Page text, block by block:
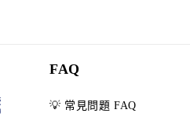
FAQ
💡 常見問題 FAQ